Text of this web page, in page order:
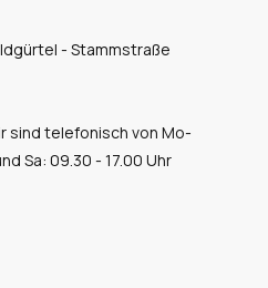
- Stammstraße
sind telefonisch von Mo-
Sa: 09.30 - 17.00 Uhr